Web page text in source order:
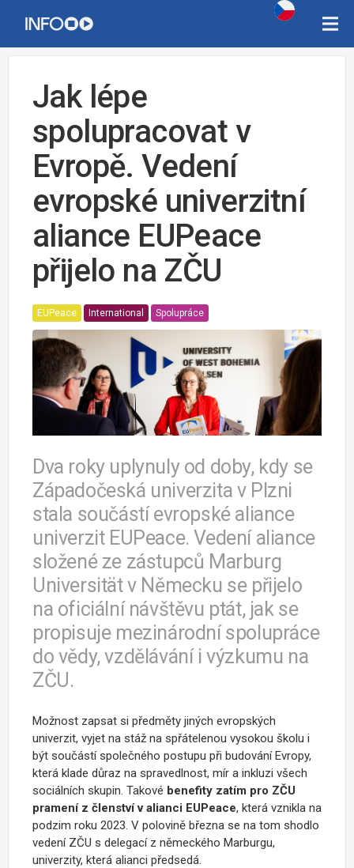
Jak lépe
spolupracovat v
Evropě. Vedení
evropské univerzitní
aliance EUPeace
přijelo na ZČU
EUPeace International Spolupráce
Dva roky uplynuly od doby, kdy se
Západočeská univerzita v Plzni
stala součástí evropské aliance
univerzit EUPeace. Vedení aliance
složené ze zástupců Marburg
Universität v Německu se přijelo
na oficiální návštěvu ptát, jak se
propisuje mezinárodní spolupráce
do vědy, vzdělávání i výzkumu na
ZČU.
Možnost zapsat si předměty jiných evropských
univerzit, vyjet na stáž na spřátelenou vysokou školu i
být součástí společného postupu při budování Evropy,
která klade důraz na spravedlnost, mír a inkluzi všech
sociálních skupin. Takové benefity zatím pro ZČU
pramení z členství v alianci EUPeace, která vznikla na
podzim roku 2023. V polovině března se na tom shodlo
vedení ZČU s delegací z německého Marburgu,
univerzity, která alianci předsedá.